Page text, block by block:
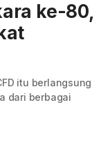
ke-80,
itu berlangsung
dari berbagai